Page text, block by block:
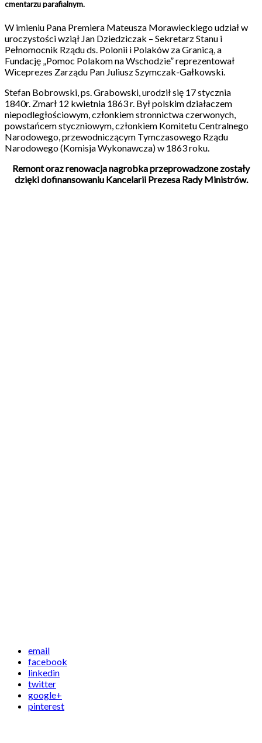
cmentarzu parafialnym.
W imieniu Pana Premiera Mateusza Morawieckiego udział w
uroczystości wziął Jan Dziedziczak – Sekretarz Stanu i
Pełnomocnik Rządu ds. Polonii i Polaków za Granicą, a
Fundację „Pomoc Polakom na Wschodzie” reprezentował
Wiceprezes Zarządu Pan Juliusz Szymczak-Gałkowski.
Stefan Bobrowski, ps. Grabowski, urodził się 17 stycznia
1840r. Zmarł 12 kwietnia 1863 r. Był polskim działaczem
niepodległościowym, członkiem stronnictwa czerwonych,
powstańcem styczniowym, członkiem Komitetu Centralnego
Narodowego, przewodniczącym Tymczasowego Rządu
Narodowego (Komisja Wykonawcza) w 1863 roku.
Remont oraz renowacja nagrobka przeprowadzone zostały
dzięki dofinansowaniu Kancelarii Prezesa Rady Ministrów.
email
facebook
linkedin
twitter
google+
pinterest